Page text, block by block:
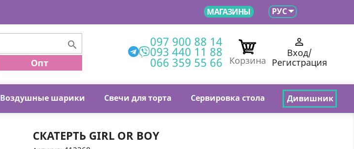
МАГАЗИНЫ РУС
Воздушные шарики Свечи для торта Сервировка стола Дивишник

Опт
097 900 88 14
093 440 11 88
066 359 55 66 Корзина

Вход/
Регистрация
СКАТЕРТЬ GIRL OR BOY